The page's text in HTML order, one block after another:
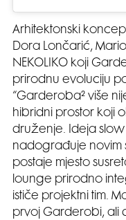
Arhitektonski
Dora Lončarić,
NEKOLIKO koji
prirodnu evoluciju
“Garderoba² više
hibridni prostor koji
druženje. Ideja
nadograđuje novim
postaje mjesto
lounge prirodno
ističe projektni tim.
prvoj Garderobi, ali